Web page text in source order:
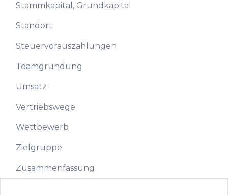
Stammkapital, Grundkapital
Standort
Steuervorauszahlungen
Teamgründung
Umsatz
Vertriebswege
Wettbewerb
Zielgruppe
Zusammenfassung